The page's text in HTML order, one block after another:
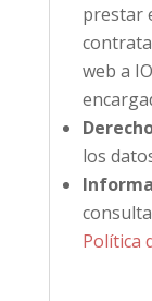
prestar
web a
los
Política